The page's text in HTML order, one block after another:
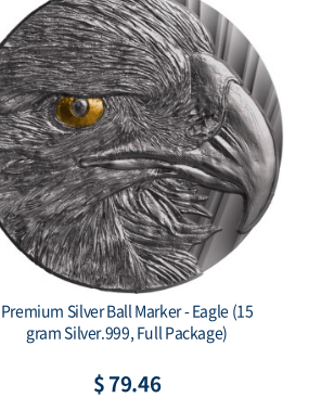
Scottsdale Mint Some Bunny Loves You 1
oz Silver Colorized Bar
$ 80.53